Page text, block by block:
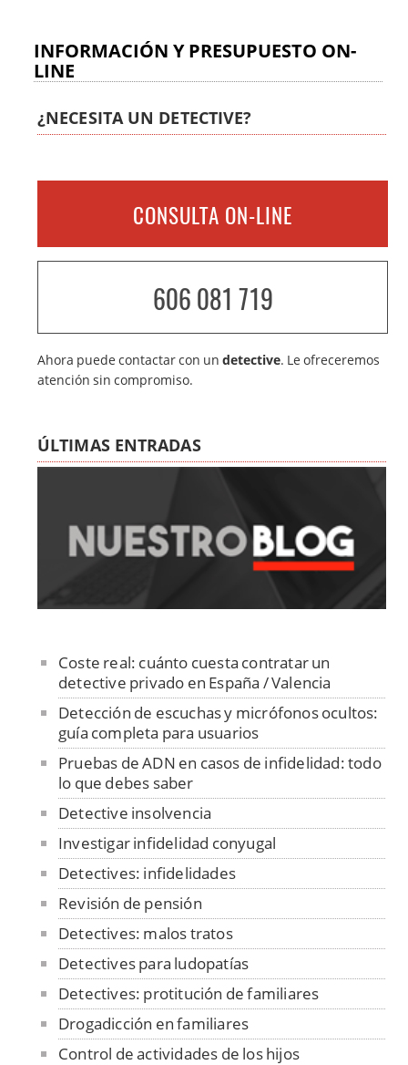
INFORMACIÓN Y PRESUPUESTO ON-
LINE
¿NECESITA UN DETECTIVE?
CONSULTA ON-LINE
606 081 719
Ahora puede contactar con undetective. Le ofreceremos
atención sin compromiso.
ÚLTIMAS ENTRADAS
Coste real: cuánto cuesta contratar un
detective privado en España / Valencia
Detección de escuchas y micrófonos ocultos:
guía completa para usuarios
Pruebas de ADN en casos de infidelidad: todo
lo que debes saber
Detective insolvencia
Investigar infidelidad conyugal
Detectives: infidelidades
Revisión de pensión
Detectives: malos tratos
Detectives para ludopatías
Detectives: protitución de familiares
Drogadicción en familiares
Control de actividades de los hijos